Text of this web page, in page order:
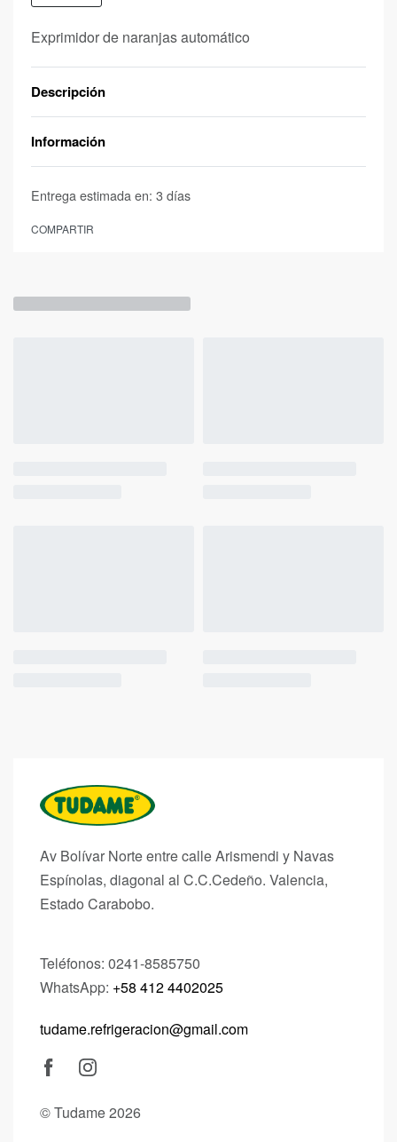
Exprimidor de naranjas automático
Descripción
Información
Entrega estimada en: 3 días
COMPARTIR
Av Bolívar Norte entre calle Arismendi y Navas
Espínolas, diagonal al C.C.Cedeño. Valencia,
Estado Carabobo.
Teléfonos: 0241-8585750
WhatsApp: +58 412 4402025
tudame.refrigeracion@gmail.com
© Tudame 2026